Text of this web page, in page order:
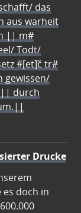
das
aus warheit
|| m#
Todt/
#[et]c̃ tr#
gewissen/
|| durch
Drucke
es doch in